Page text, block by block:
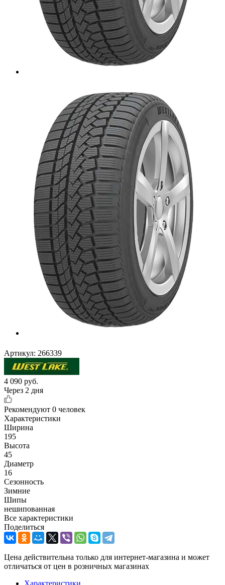
Артикул: 266339
4 090 руб.
Через 2 дня
Рекомендуют 0 человек
Характеристики
Ширина
195
Высота
45
Диаметр
16
Сезонность
Зимние
Шипы
нешипованная
Все характеристики
Поделиться
Цена действительна только для интернет-магазина и может
отличаться от цен в розничных магазинах
Характеристики